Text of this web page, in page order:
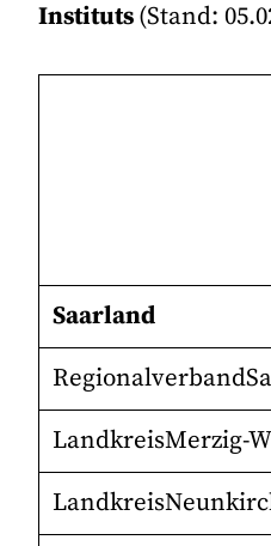
Instituts(Stand:
Saarland
LandkreisMerzig-